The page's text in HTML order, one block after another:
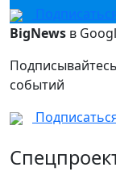
BigNews в
событий